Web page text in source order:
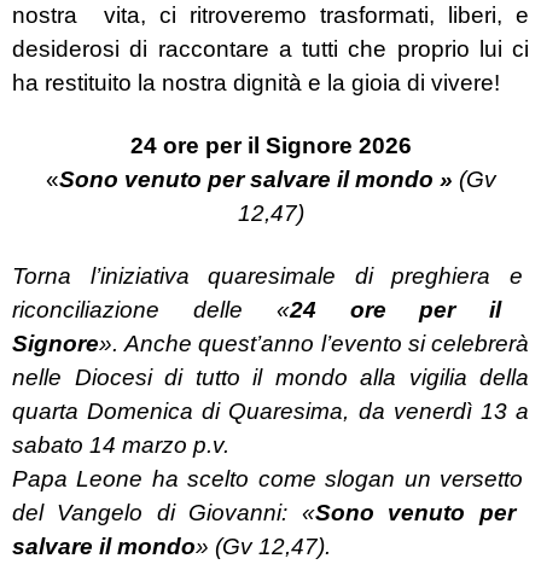
nostra
vita, ci ritroveremo trasformati, liberi, e
desiderosi di raccontare a tutti che proprio lui ci
ha restituito la nostra dignità e la gioia di vivere!
24 ore per il Signore 2026
«Sono venuto per salvare il mondo » (Gv
12,47)
Torna l’iniziativa quaresimale di preghiera e
riconciliazione delle «24 ore per il
Signore». Anche quest’anno l’evento si celebrerà
nelle Diocesi di tutto il mondo alla vigilia della
quarta Domenica di Quaresima, da venerdì 13 a
sabato 14 marzo p.v.
Papa Leone ha scelto come slogan un versetto
del Vangelo di Giovanni: «Sono venuto per
salvare il mondo» (Gv 12,47).